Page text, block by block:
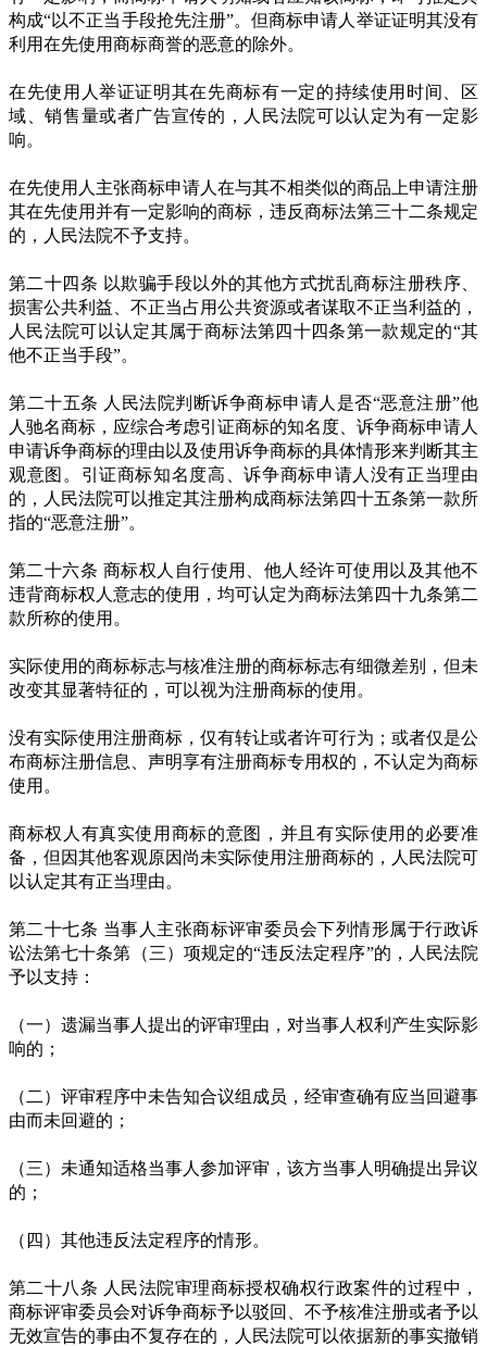
构成“以不正当手段抢先注册”。但商标申请人举证证明其没有
利用在先使用商标商誉的恶意的除外。
在先使用人举证证明其在先商标有一定的持续使用时间、区
域、销售量或者广告宣传的，人民法院可以认定为有一定影
响。
在先使用人主张商标申请人在与其不相类似的商品上申请注册
其在先使用并有一定影响的商标，违反商标法第三十二条规定
的，人民法院不予支持。
第二十四条 以欺骗手段以外的其他方式扰乱商标注册秩序、
损害公共利益、不正当占用公共资源或者谋取不正当利益的，
人民法院可以认定其属于商标法第四十四条第一款规定的“其
他不正当手段”。
第二十五条 人民法院判断诉争商标申请人是否“恶意注册”他
人驰名商标，应综合考虑引证商标的知名度、诉争商标申请人
申请诉争商标的理由以及使用诉争商标的具体情形来判断其主
观意图。引证商标知名度高、诉争商标申请人没有正当理由
的，人民法院可以推定其注册构成商标法第四十五条第一款所
指的“恶意注册”。
第二十六条 商标权人自行使用、他人经许可使用以及其他不
违背商标权人意志的使用，均可认定为商标法第四十九条第二
款所称的使用。
实际使用的商标标志与核准注册的商标标志有细微差别，但未
改变其显著特征的，可以视为注册商标的使用。
没有实际使用注册商标，仅有转让或者许可行为；或者仅是公
布商标注册信息、声明享有注册商标专用权的，不认定为商标
使用。
商标权人有真实使用商标的意图，并且有实际使用的必要准
备，但因其他客观原因尚未实际使用注册商标的，人民法院可
以认定其有正当理由。
第二十七条 当事人主张商标评审委员会下列情形属于行政诉
讼法第七十条第（三）项规定的“违反法定程序”的，人民法院
予以支持：
（一）遗漏当事人提出的评审理由，对当事人权利产生实际影
响的；
（二）评审程序中未告知合议组成员，经审查确有应当回避事
由而未回避的；
（三）未通知适格当事人参加评审，该方当事人明确提出异议
的；
（四）其他违反法定程序的情形。
第二十八条 人民法院审理商标授权确权行政案件的过程中，
商标评审委员会对诉争商标予以驳回、不予核准注册或者予以
无效宣告的事由不复存在的，人民法院可以依据新的事实撤销